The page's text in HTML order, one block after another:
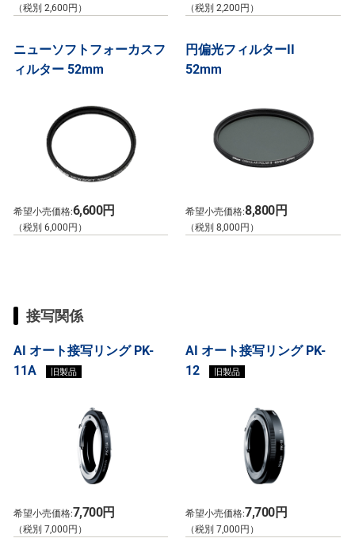
（税別 2,600円） （税別 2,200円）
ニューソフトフォーカスフ
ィルター 52mm
希望小売価格:6,600円
（税別 6,000円）
円偏光フィルターII
52mm
希望小売価格:8,800円
（税別 8,000円）
接写関係
AI オート接写リング PK-
11A
旧製品
希望小売価格:7,700円
（税別 7,000円）
AI オート接写リング PK-
12
旧製品
希望小売価格:7,700円
（税別 7,000円）